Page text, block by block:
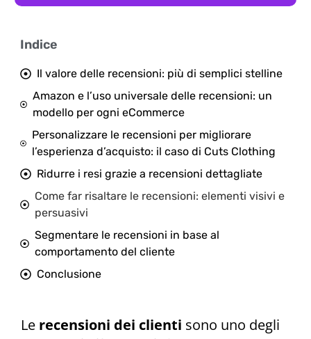
Indice
Il valore delle recensioni: più di semplici stelline
Amazon e l’uso universale delle recensioni: un
modello per ogni eCommerce
Personalizzare le recensioni per migliorare
l’esperienza d’acquisto: il caso di Cuts Clothing
Ridurre i resi grazie a recensioni dettagliate
Come far risaltare le recensioni: elementi visivi e
persuasivi
Segmentare le recensioni in base al
comportamento del cliente
Conclusione
Le recensioni dei clienti sono uno degli